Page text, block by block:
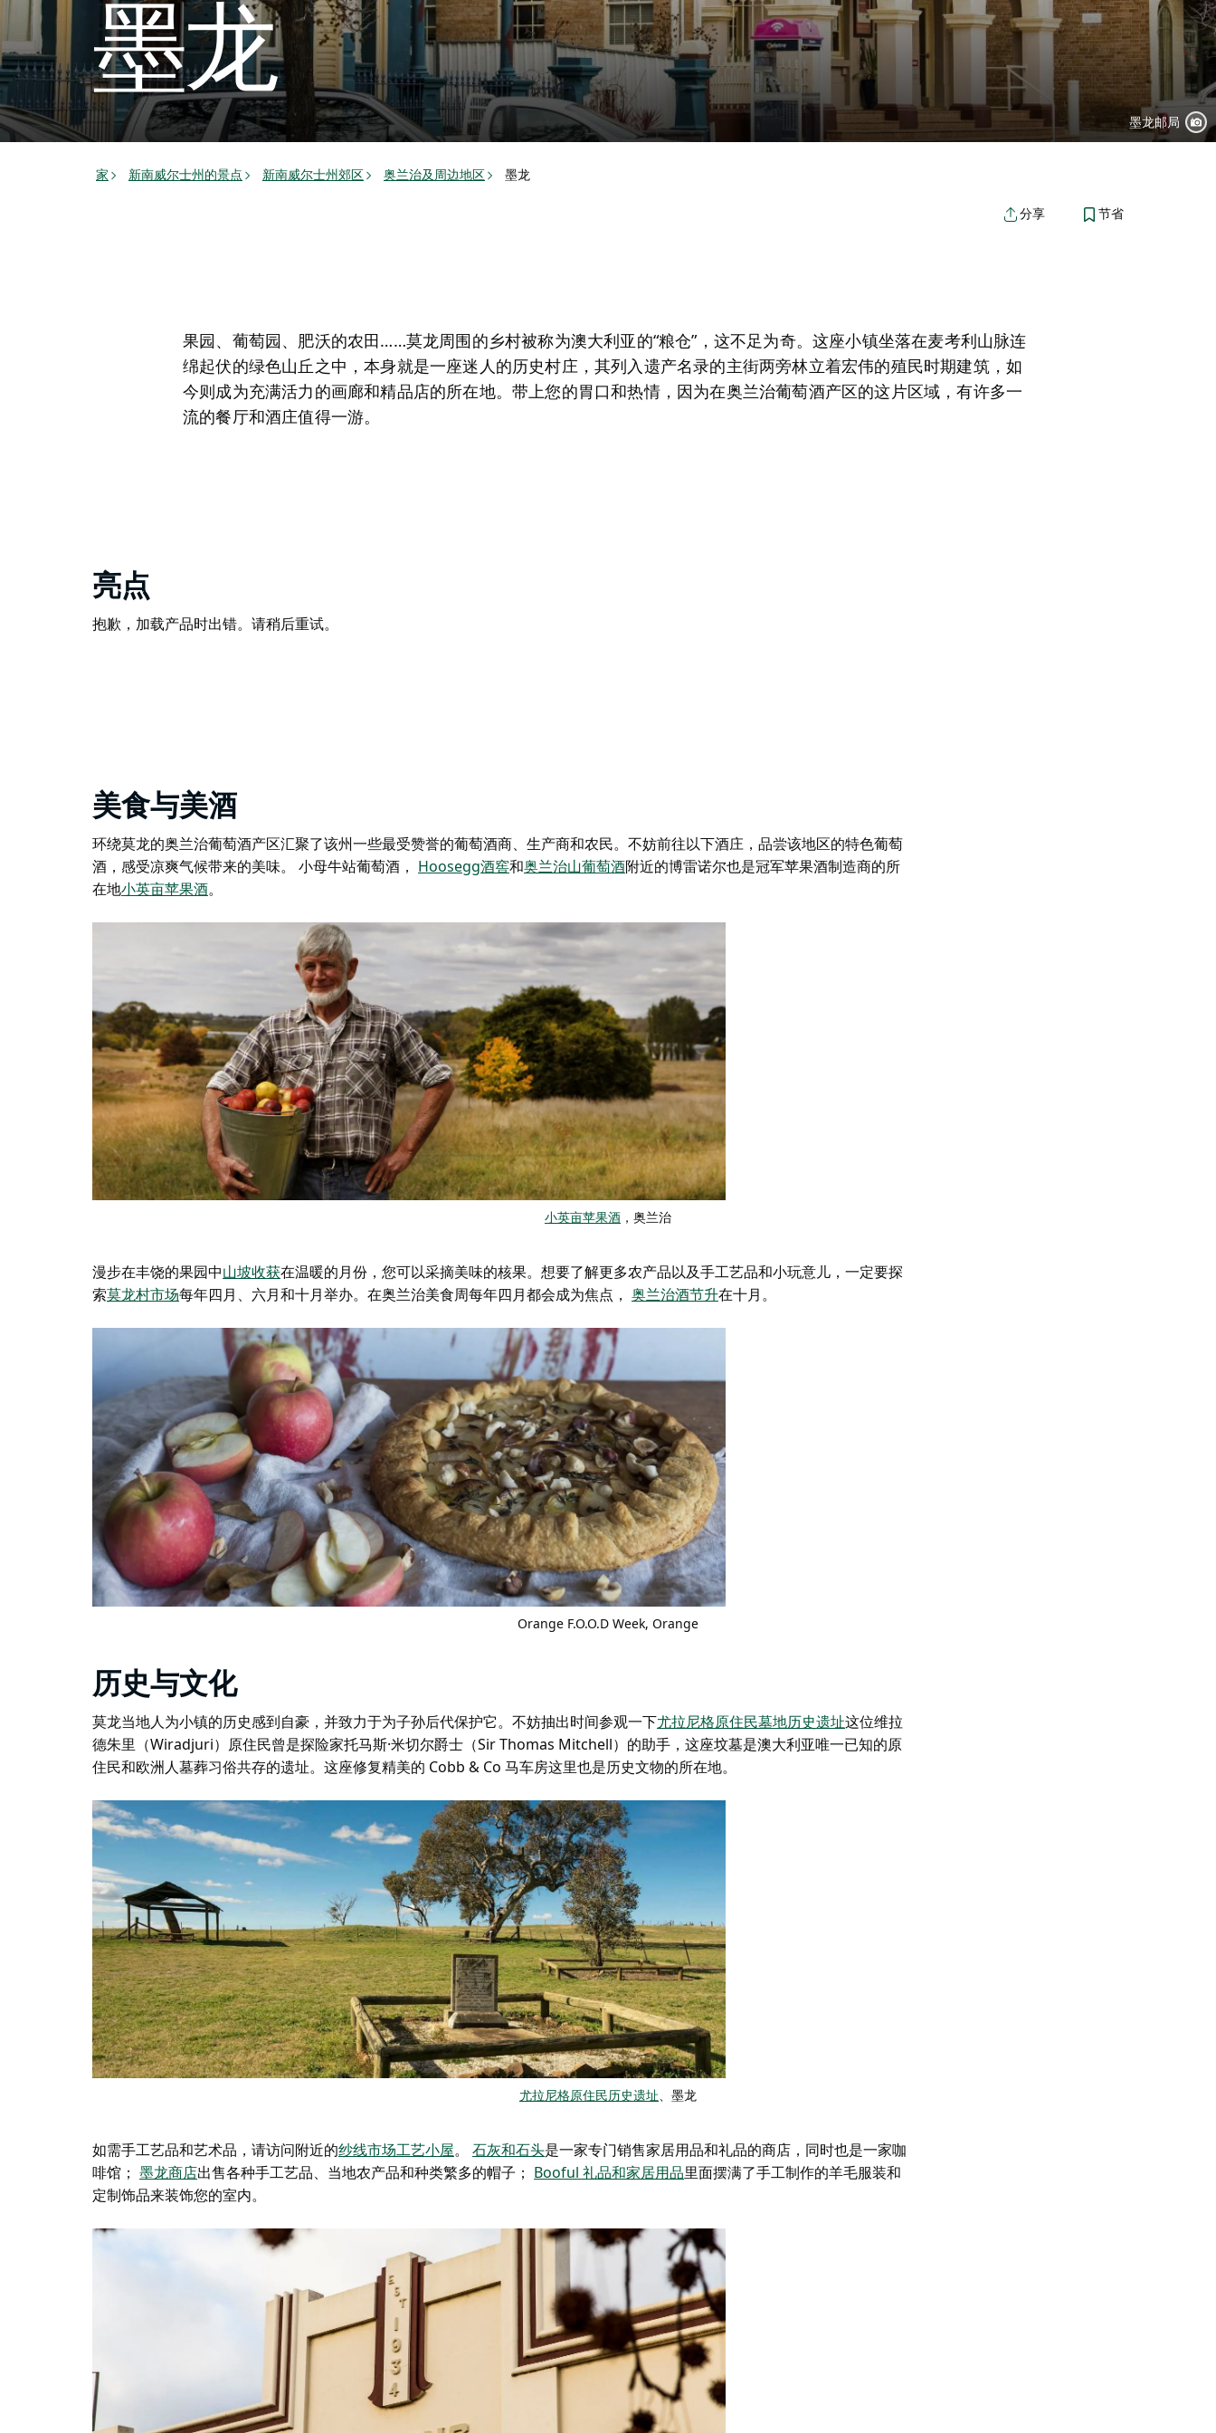
墨龙
墨龙邮局
家 新南威尔士州的景点 新南威尔士州郊区 奥兰治及周边地区 墨龙
分享 节省
果园、葡萄园、肥沃的农田……莫龙周围的乡村被称为澳大利亚的“粮仓”，这不足为奇。这座小镇坐落在麦考利山脉连
绵起伏的绿色山丘之中，本身就是一座迷人的历史村庄，其列入遗产名录的主街两旁林立着宏伟的殖民时期建筑，如
今则成为充满活力的画廊和精品店的所在地。带上您的胃口和热情，因为在奥兰治葡萄酒产区的这片区域，有许多一
流的餐厅和酒庄值得一游。
亮点
抱歉，加载产品时出错。请稍后重试。
美食与美酒
环绕莫龙的奥兰治葡萄酒产区汇聚了该州一些最受赞誉的葡萄酒商、生产商和农民。不妨前往以下酒庄，品尝该地区的特色葡萄
酒，感受凉爽气候带来的美味。
小母牛站葡萄酒 ， Hoosegg酒窖和奥兰治山葡萄酒附近的博雷诺尔也是冠军苹果酒制造商的所
在地小英亩苹果酒。
小英亩苹果酒，奥兰治
漫步在丰饶的果园中山坡收获在温暖的月份，您可以采摘美味的核果。想要了解更多农产品以及手工艺品和小玩意儿，一定要探
索莫龙村市场每年四月、六月和十月举办。在奥兰治美食周每年四月都会成为焦点， 奥兰治酒节升在十月。
Orange F.O.O.D Week, Orange
历史与文化
莫龙当地人为小镇的历史感到自豪，并致力于为子孙后代保护它。不妨抽出时间参观一下尤拉尼格原住民墓地历史遗址这位维拉
德朱里（Wiradjuri）原住民曾是探险家托马斯·米切尔爵士（Sir Thomas Mitchell）的助手，这座坟墓是澳大利亚唯一已知的原
住民和欧洲人墓葬习俗共存的遗址。这座修复精美的 Cobb & Co 马车房这里也是历史文物的所在地。
尤拉尼格原住民历史遗址、墨龙
如需手工艺品和艺术品，请访问附近的纱线市场工艺小屋。 石灰和石头是一家专门销售家居用品和礼品的商店，同时也是一家咖
啡馆； 墨龙商店出售各种手工艺品、当地农产品和种类繁多的帽子； Booful 礼品和家居用品里面摆满了手工制作的羊毛服装和
定制饰品来装饰您的室内。